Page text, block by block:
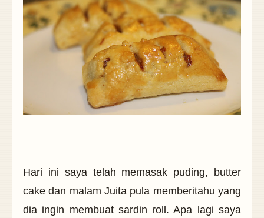
Hari ini saya telah memasak puding, butter
cake dan malam Juita pula memberitahu yang
dia ingin membuat sardin roll. Apa lagi saya